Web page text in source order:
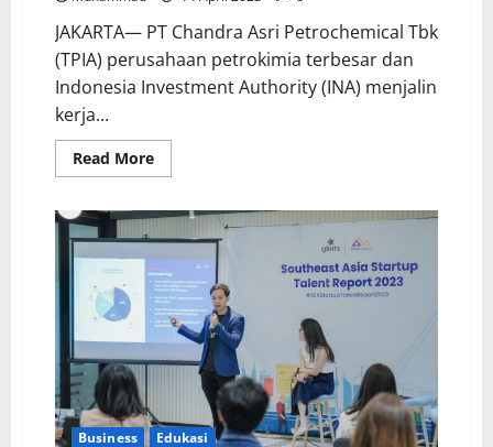
JAKARTA— PT Chandra Asri Petrochemical Tbk
(TPIA) perusahaan petrokimia terbesar dan
Indonesia Investment Authority (INA) menjalin
kerja...
Read More
Business Edukasi